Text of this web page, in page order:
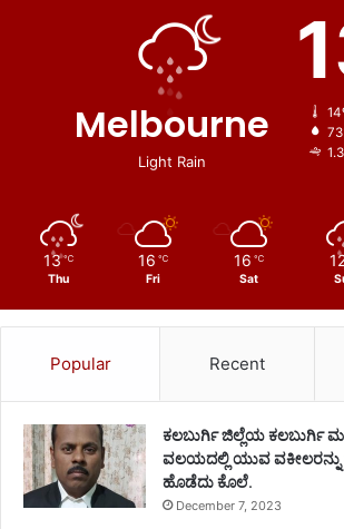
Melbourne
Light Rain
13 ℃
Thu
16 ℃
Fri
16 ℃
Sat
Popular Recent
ಕಲಬುರ್ಗಿ ಜಿಲ್ಲೆಯ ಕಲಬುರ್ಗಿ
ವಲಯದಲ್ಲಿ ಯುವ ವಕೀಲರನ್ನು
ಹೊಡೆದು ಕೊಲೆ.
December 7, 2023